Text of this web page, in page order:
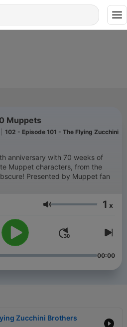
Muppets
102 - Episode 101 - The Flying Zucchini
anniversary with 70 weeks of
Muppet characters, from the
Presented by Muppet fan
Volumen 1 x
00:00
Zucchini Brothers